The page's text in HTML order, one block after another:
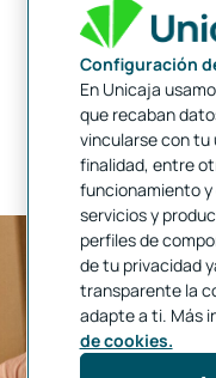
Com convertir-te en amfitrió
Has de ser una persona física
Clientd’Unicaja, tenir un
Digital
Donar-te d’alta al Pla Amic .
Compartir el teu codi amb
comenci la promoció.
Adherir-me a la
Configuración
En Unicaja
que recaban
vincularse con tu
finalidad, entre
funcionamiento
servicios y
perfiles de
de tu privacidad
transparente la
adapte a ti. Más
de cookies.